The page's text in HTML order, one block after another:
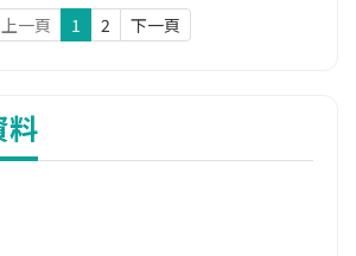
上一頁 1 2 下一頁
料